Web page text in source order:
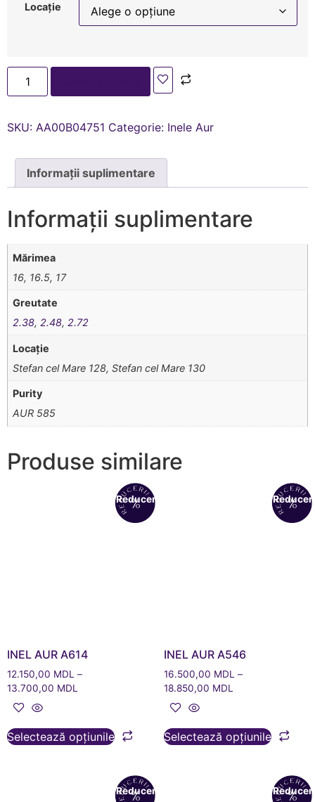
Locație
SKU: AA00В04751 Categorie: Inele Aur
Informații suplimentare
Informații suplimentare
Mărimea
16, 16.5, 17
Greutate
2.38, 2.48, 2.72
Locație
Stefan cel Mare 128, Stefan cel Mare 130
Purity
AUR 585
Produse similare
Reduceri!
INEL AUR A614
12.150,00 MDL –
13.700,00 MDL
Selectează opțiunile
INEL AUR A546
16.500,00 MDL –
18.850,00 MDL
Selectează opțiunile
Reduceri!